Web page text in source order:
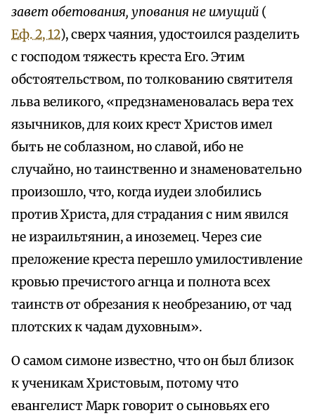
завет обетования, упования не имущий (
Еф. 2, 12), сверх чаяния, удостоился разделить
с господом тяжесть креста Его. Этим
обстоятельством, по толкованию святителя
льва великого, «предзнаменовалась вера тех
язычников, для коих крест Христов имел
быть не соблазном, но славой, ибо не
случайно, но таинственно и знаменовательно
произошло, что, когда иудеи злобились
против Христа, для страдания с ним явился
не израильтянин, а иноземец. Через сие
преложение креста перешло умилостивление
кровью пречистого агнца и полнота всех
таинств от обрезания к необрезанию, от чад
плотских к чадам духовным».
О самом симоне известно, что он был близок
к ученикам Христовым, потому что
евангелист Марк говорит о сыновьях его